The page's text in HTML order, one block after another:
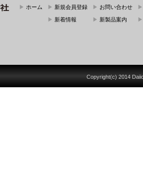
▶ ホーム ▶ 新規会員登録
▶ 新着情報
▶ お問い合わせ
▶ 新製品案内
Copyright(c) 2014